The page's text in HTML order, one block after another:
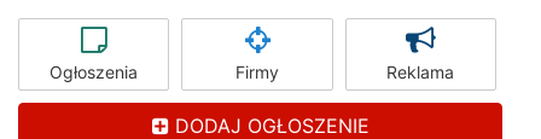
Ogłoszenia Firmy Reklama
DODAJ OGŁOSZENIE